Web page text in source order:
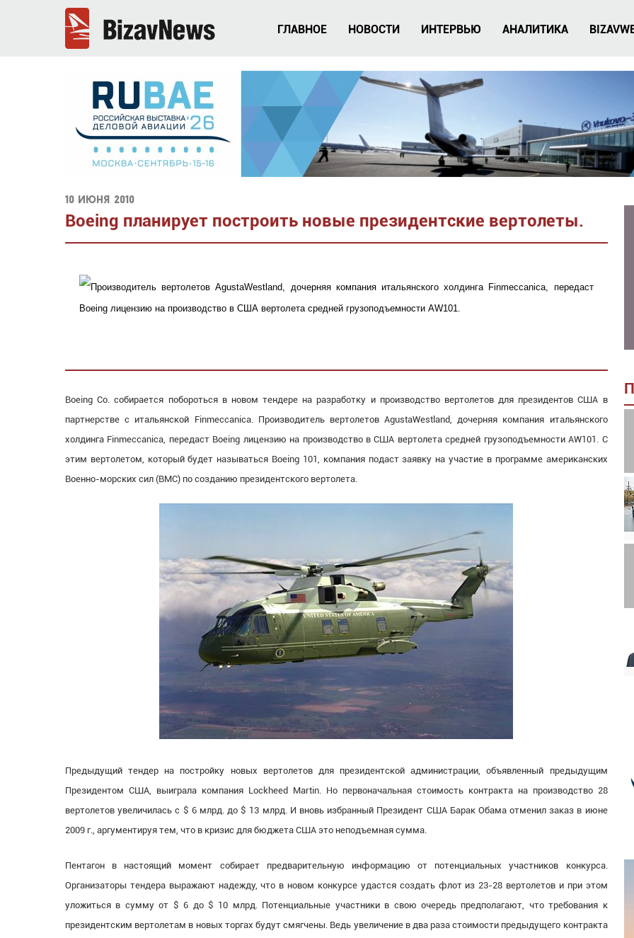
ГЛАВНОЕ НОВОСТИ ИНТЕРВЬЮ АНАЛИТИКА
10 июня 2010
Boeing планирует построить новые президентские вертолеты.
Производитель вертолетов AgustaWestland, дочерняя компания итальянского холдинга Finmeccanica, передаст
Boeing лицензию на производство в США вертолета средней грузоподъемности AW101.
Boeing Co. собирается побороться в новом тендере на разработку и производство вертолетов для президентов США в
партнерстве с итальянской Finmeccanica. Производитель вертолетов AgustaWestland, дочерняя компания итальянского
холдинга Finmeccanica, передаст Boeing лицензию на производство в США вертолета средней грузоподъемности AW101. С
этим вертолетом, который будет называться Boeing 101, компания подаст заявку на участие в программе американских
Военно-морских сил (ВМС) по созданию президентского вертолета.
Предыдущий тендер на постройку новых вертолетов для президентской администрации, объявленный предыдущим
Президентом США, выиграла компания Lockheed Martin. Но первоначальная стоимость контракта на производство 28
вертолетов увеличилась с $ 6 млрд. до $ 13 млрд. И вновь избранный Президент США Барак Обама отменил заказ в июне
2009 г., аргументируя тем, что в кризис для бюджета США это неподъемная сумма.
Пентагон в настоящий момент собирает предварительную информацию от потенциальных участников конкурса.
Организаторы тендера выражают надежду, что в новом конкурсе удастся создать флот из 23-28 вертолетов и при этом
уложиться в сумму от $ 6 до $ 10 млрд. Потенциальные участники в свою очередь предполагают, что требования к
президентским вертолетам в новых торгах будут смягчены. Ведь увеличение в два раза стоимости предыдущего контракта